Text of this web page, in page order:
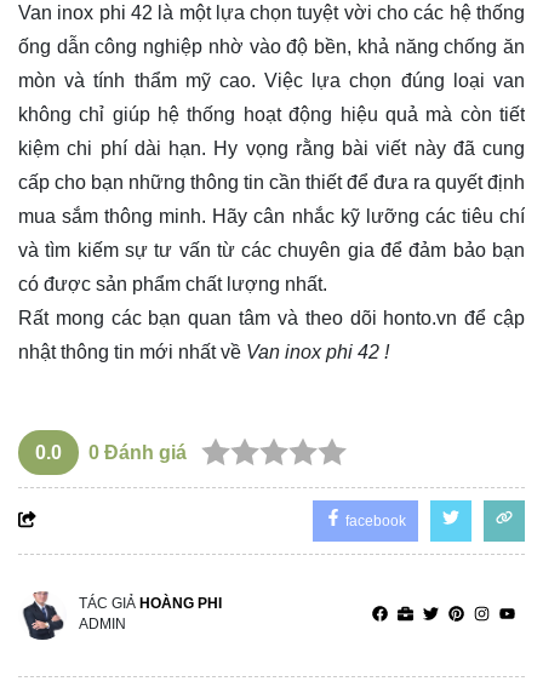
Van inox phi 42 là một lựa chọn tuyệt vời cho các hệ thống
ống dẫn công nghiệp nhờ vào độ bền, khả năng chống ăn
mòn và tính thẩm mỹ cao. Việc lựa chọn đúng loại van
không chỉ giúp hệ thống hoạt động hiệu quả mà còn tiết
kiệm chi phí dài hạn. Hy vọng rằng bài viết này đã cung
cấp cho bạn những thông tin cần thiết để đưa ra quyết định
mua sắm thông minh. Hãy cân nhắc kỹ lưỡng các tiêu chí
và tìm kiếm sự tư vấn từ các chuyên gia để đảm bảo bạn
có được sản phẩm chất lượng nhất.
Rất mong các bạn quan tâm và theo dõi honto.vn để cập
nhật thông tin mới nhất về Van inox phi 42 !
0.0 0 Đánh giá
facebook
TÁC GIẢ HOÀNG PHI
ADMIN